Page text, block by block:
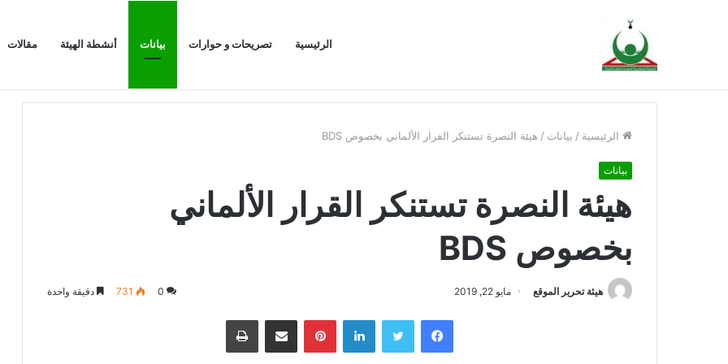
الرئيسية تصريحات و حوارات بيانات أنشطة الهيئة مقالات
أخبار عاجلة
الرئيسية / بيانات / هيئة النصرة تستنكر القرار الألماني بخصوص BDS
بيانات
هيئة النصرة تستنكر القرار الألماني
بخصوص BDS
هيئة تحرير الموقع مايو 22, 2019 0
731 دقيقة واحدة
فيسبوك تويتر لينكدإن بينتيريستمشاركة عبر البريد طباعة